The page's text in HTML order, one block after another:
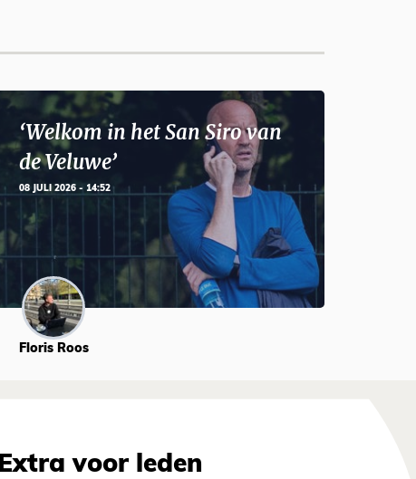
‘Welkom in het San Siro van
de Veluwe’
08 JULI 2026 - 14:52
Floris Roos
voor leden